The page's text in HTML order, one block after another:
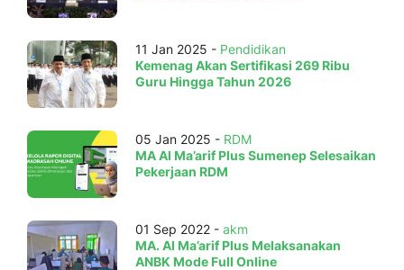
11 Jan 2025 - Pendidikan
Kemenag Akan Sertifikasi 269 Ribu
Guru Hingga Tahun 2026
05 Jan 2025 - RDM
MA Al Ma’arif Plus Sumenep Selesaikan
Pekerjaan RDM
01 Sep 2022 - akm
MA. Al Ma’arif Plus Melaksanakan
ANBK Mode Full Online